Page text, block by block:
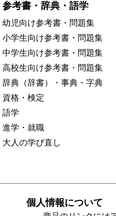
参考書・辞典・語学
幼児向け参考書・問題集
小学生向け参考書・問題集
中学生向け参考書・問題集
高校生向け参考書・問題集
辞典（辞書）・事典・字典
資格・検定
語学
進学・就職
大人の学び直し
個人情報について